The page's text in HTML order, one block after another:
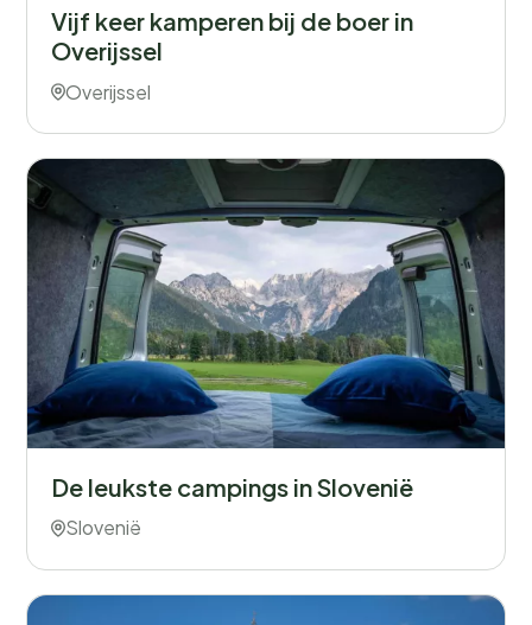
Vijf keer kamperen bij de boer in
Overijssel
Overijssel
De leukste campings in Slovenië
Slovenië